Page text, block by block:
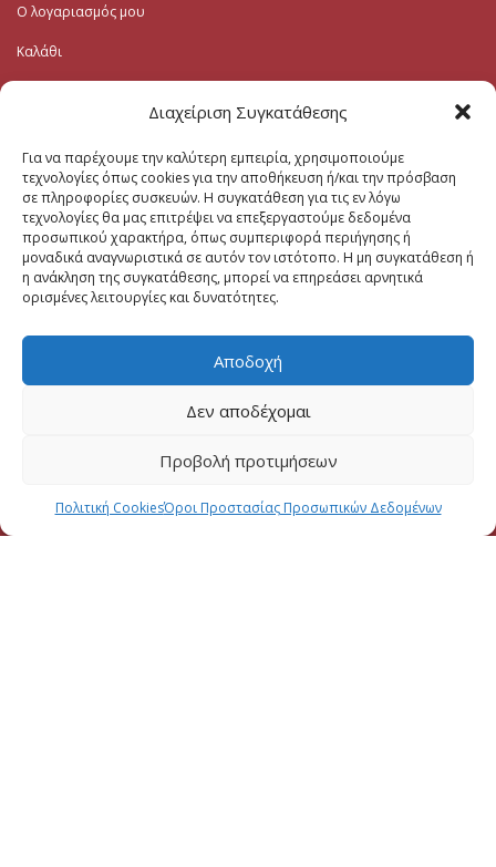
Διαχείριση Συγκατάθεσης
Για να παρέχουμε την καλύτερη εμπειρία, χρησιμοποιούμε
τεχνολογίες όπως cookies για την αποθήκευση ή/και την πρόσβαση
σε πληροφορίες συσκευών. Η συγκατάθεση για τις εν λόγω
τεχνολογίες θα μας επιτρέψει να επεξεργαστούμε δεδομένα
προσωπικού χαρακτήρα, όπως συμπεριφορά περιήγησης ή
μοναδικά αναγνωριστικά σε αυτόν τον ιστότοπο. Η μη συγκατάθεση ή
η ανάκληση της συγκατάθεσης, μπορεί να επηρεάσει αρνητικά
ορισμένες λειτουργίες και δυνατότητες.
Αποδοχή
Δεν αποδέχομαι
Προβολή προτιμήσεων
Πολιτική CookiesΌροι Προστασίας Προσωπικών Δεδομένων
Ο λογαριασμός μου
Καλάθι
Εγγραφή στο Ενημερωτικό
Το Email σας (υποχρεωτικο)